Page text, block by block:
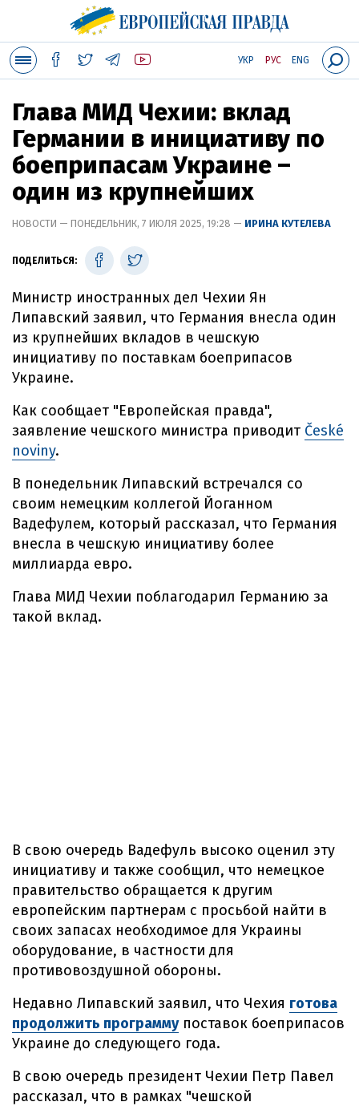
УКР РУС ENG
Глава МИД Чехии: вклад
Германии в инициативу по
боеприпасам Украине –
один из крупнейших
НОВОСТИ — ПОНЕДЕЛЬНИК, 7 ИЮЛЯ 2025, 19:28 — ИРИНА КУТЕЛЕВА
ПОДЕЛИТЬСЯ:
Министр иностранных дел Чехии Ян
Липавский заявил, что Германия внесла один
из крупнейших вкладов в чешскую
инициативу по поставкам боеприпасов
Украине.
Как сообщает "Европейская правда",
заявление чешского министра приводит České
noviny.
В понедельник Липавский встречался со
своим немецким коллегой Йоганном
Вадефулем, который рассказал, что Германия
внесла в чешскую инициативу более
миллиарда евро.
Глава МИД Чехии поблагодарил Германию за
такой вклад.
В свою очередь Вадефуль высоко оценил эту
инициативу и также сообщил, что немецкое
правительство обращается к другим
европейским партнерам с просьбой найти в
своих запасах необходимое для Украины
оборудование, в частности для
противовоздушной обороны.
Недавно Липавский заявил, что Чехия готова
продолжить программупоставок боеприпасов
Украине до следующего года.
В свою очередь президент Чехии Петр Павел
рассказал, что в рамках "чешской